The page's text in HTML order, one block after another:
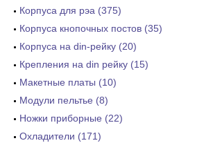
Корпуса для рэа (375)
Корпуса кнопочных постов (35)
Корпуса на din-рейку (20)
Крепления на din рейку (15)
Макетные платы (10)
Модули пельтье (8)
Ножки приборные (22)
Охладители (171)